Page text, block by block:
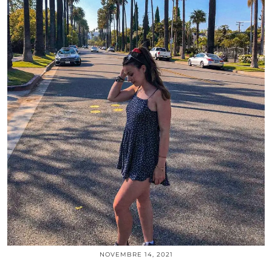
NOVEMBRE 14, 2021